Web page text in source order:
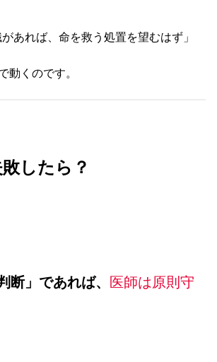
があれば、命を救う処置を望むはず」
動くのです。
したら？
断」であれば、 医師は原則守